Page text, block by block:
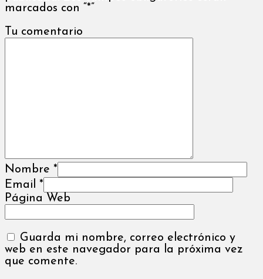
marcados con “*”
Tu comentario
Nombre *
Email *
Página Web
Guarda mi nombre, correo electrónico y
web en este navegador para la próxima vez
que comente.